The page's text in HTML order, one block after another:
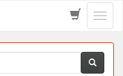
menu